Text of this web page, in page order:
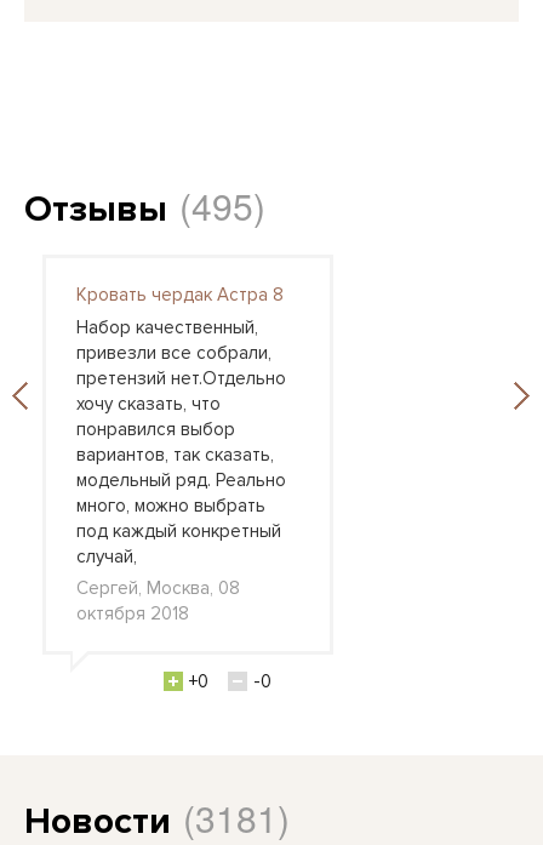
Отзывы (495)
Кровать чердак Астра 8
Набор качественный,
привезли все собрали,
претензий нет.Отдельно
хочу сказать, что
понравился выбор
вариантов, так сказать,
модельный ряд. Реально
много, можно выбрать
под каждый конкретный
случай,
Сергей, Москва, 08
октября 2018
+0 -0
Новости (3181)